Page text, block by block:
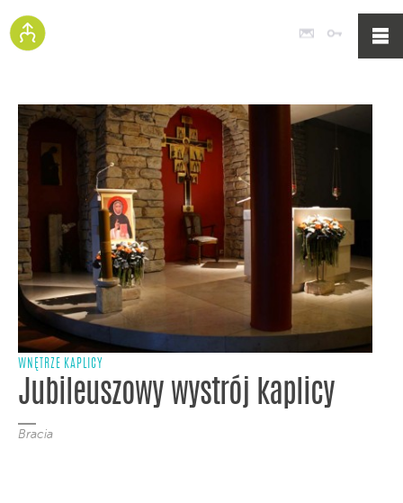
Poczta
WNĘTRZE KAPLICY
Jubileuszowy wystrój kaplicy
Bracia